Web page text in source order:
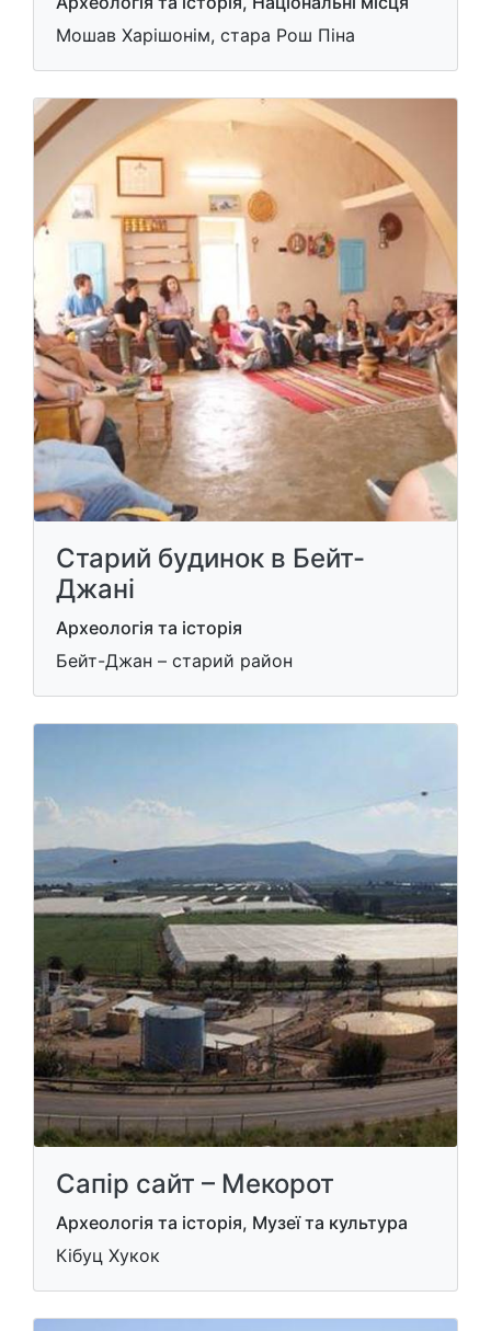
Мошав Харішонім, стара Рош Піна
Старий будинок в Бейт-
Джані
Археологія та історія
Бейт-Джан – старий район
Сапір сайт – Мекорот
Археологія та історія, Музеї та культура
Кібуц Хукок